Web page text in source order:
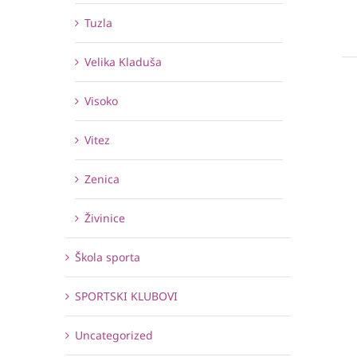
Tuzla
Velika Kladuša
Visoko
Vitez
Zenica
Živinice
Škola sporta
SPORTSKI KLUBOVI
Uncategorized